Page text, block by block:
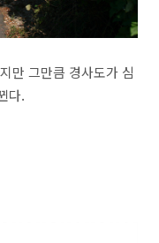
만 그만큼 경사도가 심
다.